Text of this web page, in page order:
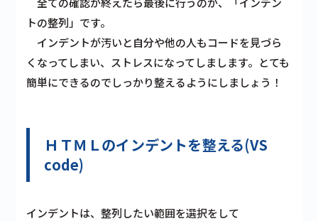
トの整列」です。
インデントが汚いと自分や他の人もコードを見づら
くなってしまい、ストレスになってしまします。とても
簡単にできるのでしっかり整えるようにしましょう！
ＨＴＭＬのインデントを整える(VS
code)
インデントは、整列したい範囲を選択をして